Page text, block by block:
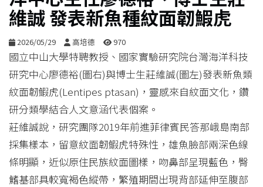
影
音
購
物
維誠 發表新魚種紋面韌鰕虎
2026/05/29 高培德 970
國立中山大學特聘教授、國家實驗研究院台灣海洋科技
研究中心廖德裕(圖右)與博士生莊維誠(圖左)發表新魚類
紋面韌鰕虎(Lentipes ptasan)，靈感來自紋面文化，鑽
研分類學結合人文意涵代表個案。
莊維誠說，研究團隊2019年前進菲律賓民答那峨島南部
採集樣本，留意紋面韌鰕虎特殊性，雄魚臉部兩深色線
條明顯，近似原住民族紋面圖樣，吻鼻部呈現藍色，臀
鰭基部具較寬褐色縱帶，繁殖期間出現背部延伸至腹部